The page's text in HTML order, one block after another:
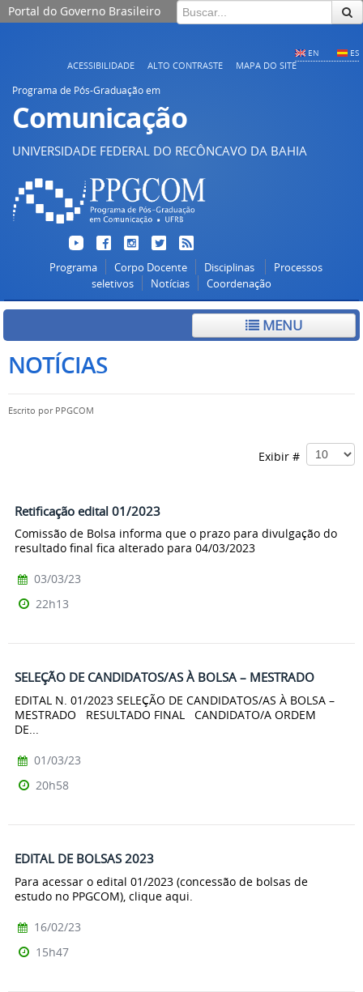
Portal do Governo Brasileiro
EN ES
ACESSIBILIDADE ALTO CONTRASTE MAPA DO SITE
Programa de Pós-Graduação em
Comunicação
UNIVERSIDADE FEDERAL DO RECÔNCAVO DA BAHIA
Programa Corpo Docente Disciplinas
Processos
seletivos
Notícias Coordenação
MENU
NOTÍCIAS
Escrito por PPGCOM
Exibir #
Retificação edital 01/2023
Comissão de Bolsa informa que o prazo para divulgação do
resultado final fica alterado para 04/03/2023
03/03/23
22h13
SELEÇÃO DE CANDIDATOS/AS À BOLSA – MESTRADO
EDITAL N. 01/2023 SELEÇÃO DE CANDIDATOS/AS À BOLSA –
MESTRADO RESULTADO FINAL CANDIDATO/A ORDEM
DE...
01/03/23
20h58
EDITAL DE BOLSAS 2023
Para acessar o edital 01/2023 (concessão de bolsas de
estudo no PPGCOM), clique aqui.
16/02/23
15h47